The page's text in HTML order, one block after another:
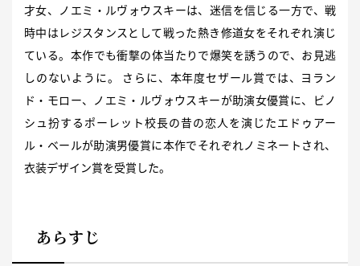
才女、ノエミ・ルヴォウスキーは、迷信を信じる一方で、戦
時中はレジスタンスとして戦った熱き修道女をそれぞれ演じ
ている。本作でも衝撃の体当たりで爆笑を誘うので、お見逃
しのないように。 さらに、本年度セザール賞では、ヨラン
ド・モロー、ノエミ・ルヴォウスキーが助演女優賞に、ビノ
シュ扮するポーレット校長の昔の恋人を演じたエドゥアー
ル・ベールが助演男優賞に本作でそれぞれノミネートされ、
衣装デザイン賞を受賞した。
あらすじ